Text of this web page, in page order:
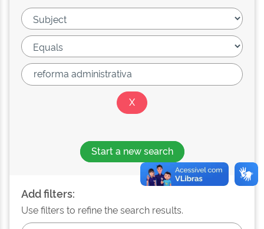
Start a new search
Add filters:
Use filters to refine the search results.